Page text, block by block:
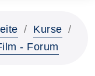
Kurse
- Forum